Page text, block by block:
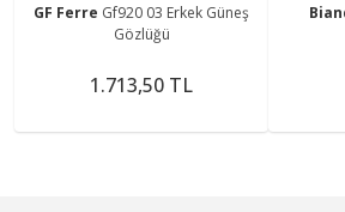
GF Ferre Gf920 03 Erkek Güneş
Gözlüğü
1.713,50 TL